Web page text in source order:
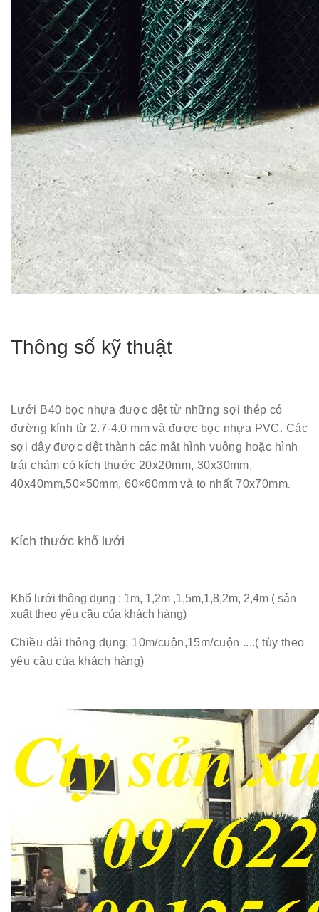
Thông số kỹ thuật
Lưới B40 bọc nhựa được dệt từ những sợi thép có
đường kính từ 2.7-4.0 mm và được bọc nhựa PVC. Các
sợi dây được dệt thành các mắt hình vuông hoặc hình
trái chám có kích thước 20x20mm, 30x30mm,
40x40mm,50×50mm, 60×60mm và to nhất 70x70mm.
Kích thước khổ lưới
Khổ lưới thông dụng : 1m, 1,2m ,1,5m,1,8,2m, 2,4m ( sản
xuất theo yêu cầu của khách hàng)
Chiều dài thông dụng: 10m/cuộn,15m/cuộn ....( tùy theo
yêu cầu của khách hàng)